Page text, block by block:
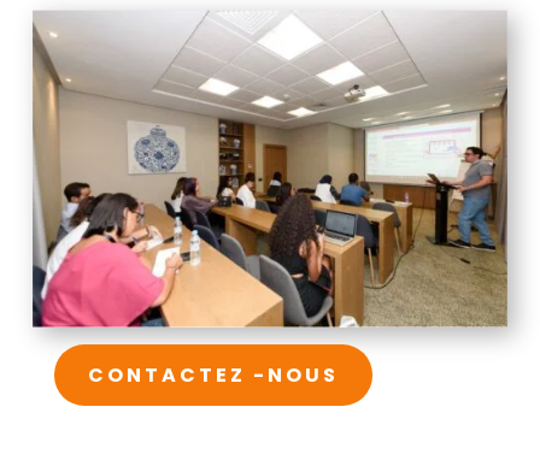
CONTACTEZ -NOUS